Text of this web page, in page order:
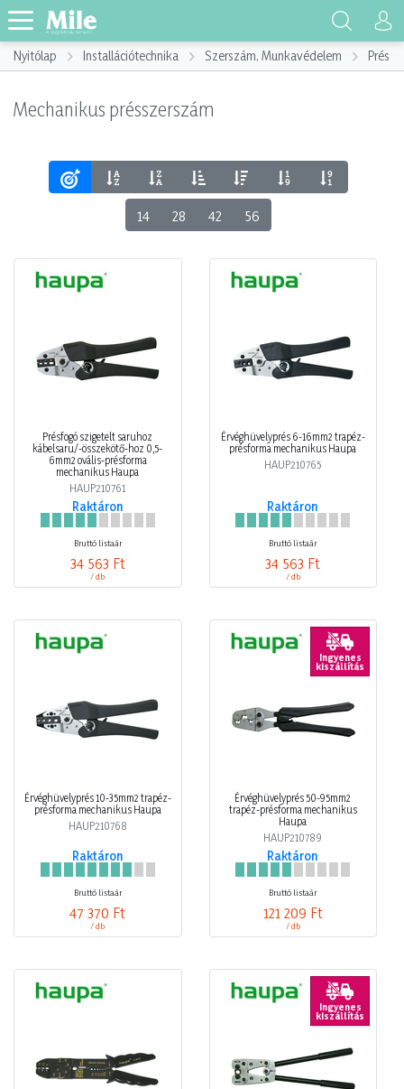
Nyitólap Installációtechnika Szerszám, Munkavédelem
Mechanikus présszerszám
14 28 42 56
Présfogó szigetelt saruhoz
kábelsaru/-összekötő-hoz 0,5-
6mm2 ovális-présforma
mechanikus Haupa
HAUP210761
Raktáron
Bruttó listaár
34 563 Ft
/ db
Érvéghüvelyprés 6-16mm2 trapéz-
présforma mechanikus Haupa
HAUP210765
Raktáron
Bruttó listaár
34 563 Ft
/ db
Érvéghüvelyprés 10-35mm2 trapéz-
présforma mechanikus Haupa
HAUP210768
Raktáron
Bruttó listaár
47 370 Ft
/ db
Ingyenes
kiszállítás
Érvéghüvelyprés 50-95mm2
trapéz-présforma mechanikus
Haupa
HAUP210789
Raktáron
Bruttó listaár
121 209 Ft
/ db
Ingyenes
kiszállítás